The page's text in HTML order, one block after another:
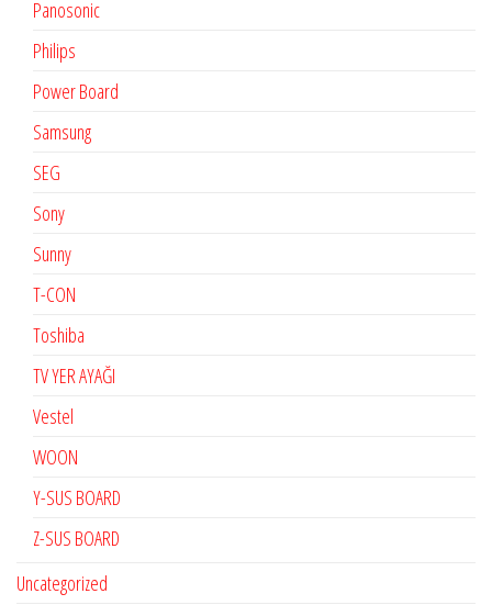
Panosonic
Philips
Power Board
Samsung
SEG
Sony
Sunny
T-CON
Toshiba
TV YER AYAĞI
Vestel
WOON
Y-SUS BOARD
Z-SUS BOARD
Uncategorized